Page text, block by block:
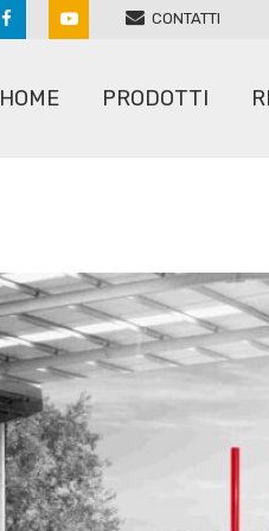
CONTATTI
HOME PRODOTTI
SARCHIATRICI
SEMINATRICI
SPANDICONCIME
STRIGLIATORI